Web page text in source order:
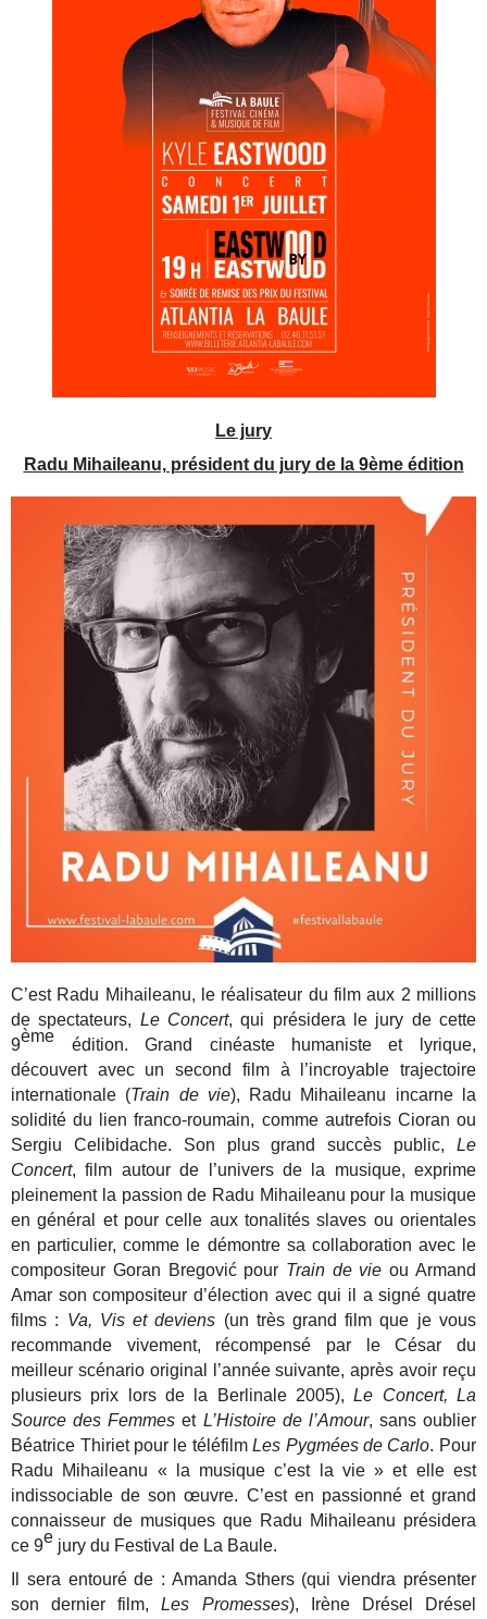
Le jury
Radu Mihaileanu, président du jury de la 9ème édition
C’est Radu Mihaileanu, le réalisateur du film aux 2 millions
de spectateurs, Le Concert, qui présidera le jury de cette
9ème édition. Grand cinéaste humaniste et lyrique,
découvert avec un second film à l’incroyable trajectoire
internationale (Train de vie), Radu Mihaileanu incarne la
solidité du lien franco-roumain, comme autrefois Cioran ou
Sergiu Celibidache. Son plus grand succès public, Le
Concert, film autour de l’univers de la musique, exprime
pleinement la passion de Radu Mihaileanu pour la musique
en général et pour celle aux tonalités slaves ou orientales
en particulier, comme le démontre sa collaboration avec le
compositeur Goran Bregović pour Train de vie ou Armand
Amar son compositeur d’élection avec qui il a signé quatre
films : Va, Vis et deviens (un très grand film que je vous
recommande vivement, récompensé par le César du
meilleur scénario original l’annéesuivante, après avoir reçu
plusieurs prix lors de la Berlinale 2005),Le Concert, La
Source des Femmes et L’Histoire de l’Amour, sans oublier
Béatrice Thiriet pour le téléfilmLes Pygmées de Carlo. Pour
Radu Mihaileanu « la musique c’est la vie » et elle est
indissociable de son œuvre. C’est en passionné et grand
connaisseur de musiques que Radu Mihaileanu présidera
ce 9e jury du Festival de La Baule.
Il sera entouré de : Amanda Sthers (qui viendra présenter
son dernier film,Les Promesses), Irène Drésel Drésel